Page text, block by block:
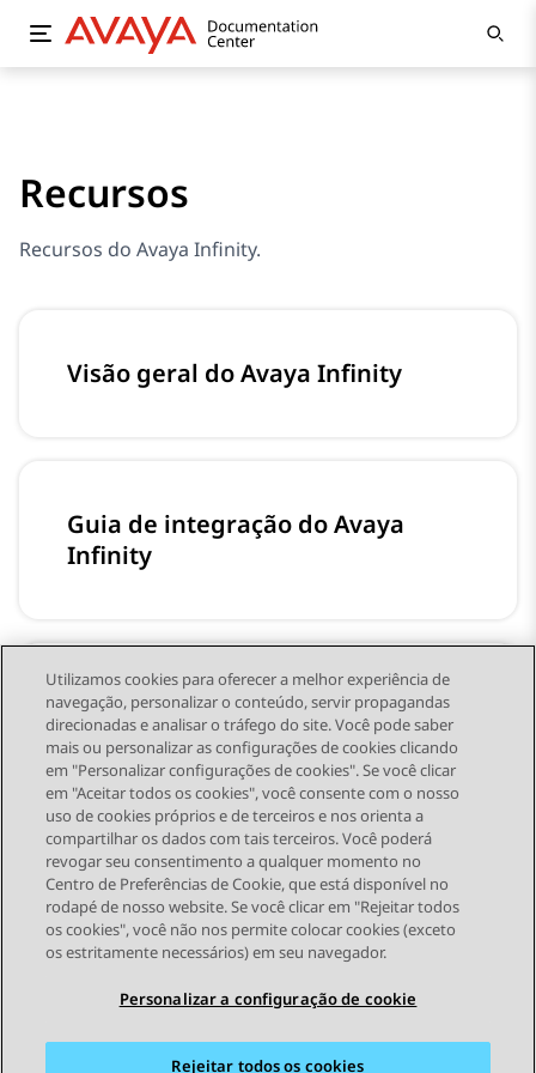
Recursos
Recursos do Avaya Infinity.
Visão geral do Avaya Infinity
Guia de integração do Avaya
Infinity
Treinamento e recursos para
desenvolvedores
STAY CONNECTED
Utilizamos cookies para oferecer a melhor experiência de
navegação, personalizar o conteúdo, servir propagandas
direcionadas e analisar o tráfego do site. Você pode saber
mais ou personalizar as configurações de cookies clicando
em "Personalizar configurações de cookies". Se você clicar
em "Aceitar todos os cookies", você consente com o nosso
uso de cookies próprios e de terceiros e nos orienta a
compartilhar os dados com tais terceiros. Você poderá
revogar seu consentimento a qualquer momento no
Centro de Preferências de Cookie, que está disponível no
rodapé de nosso website. Se você clicar em "Rejeitar todos
os cookies", você não nos permite colocar cookies (exceto
os estritamente necessários) em seu navegador.
Personalizar a configuração de cookie
Rejeitar todos os cookies